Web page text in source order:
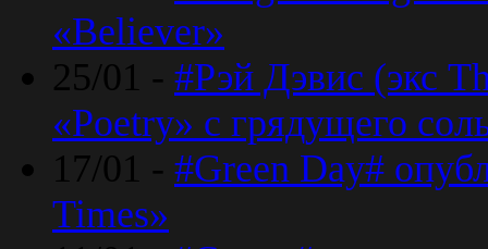
«Believer»
25/01 - #Рэй Дэвис (экс
«Poetry» с грядущего
17/01 - #Green Day#
Times»